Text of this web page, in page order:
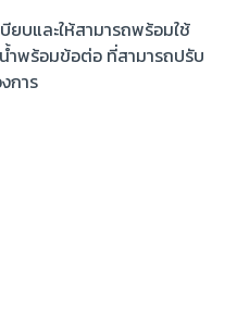
ยบและให้สามารถพร้อมใช้
พร้อมข้อต่อ ที่สามารถปรับ
การ